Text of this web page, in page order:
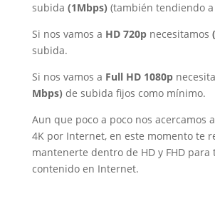
subida (1Mbps) (también tendiendo
Si nos vamos a HD 720pnecesitamos
subida.
Si nos vamos a Full HD 1080p
Mbps) de subida fijos como mínimo.
Aun que poco a poco nos acercamos
4K por Internet, en este momento te
mantenerte dentro de HD y FHD
contenido en Internet.